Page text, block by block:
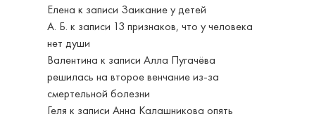
Елена к записи Заикание у детей
А. Б. к записи 13 признаков, что у человека
нет души
Валентина к записиАлла Пугачёва
решилась на второе венчание из-за
смертельной болезни
Геля к записиАнна Калашникова опять